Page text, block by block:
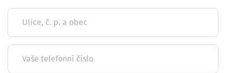
Ulice, č. p. a obec
Vaše telefonní číslo